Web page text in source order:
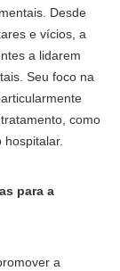
Desde
e vícios, a
a lidarem
Seu foco na
como
para a
a